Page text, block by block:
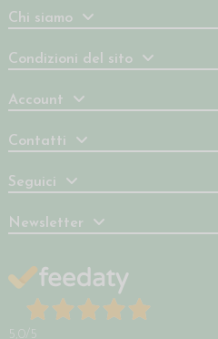
Chi siamo
Condizioni del sito
Account
Contatti
Seguici
Newsletter
5,0 /5